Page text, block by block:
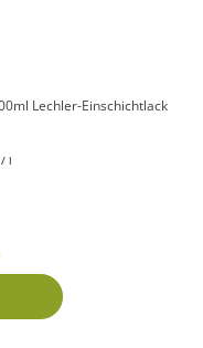
Lechler-Einschichtlack
/ l